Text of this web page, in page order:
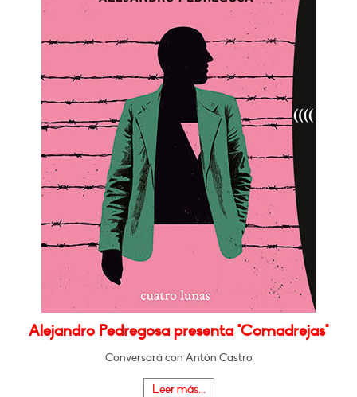
Alejandro Pedregosa presenta "Comadrejas"
Conversará con Antón Castro
Leer más...